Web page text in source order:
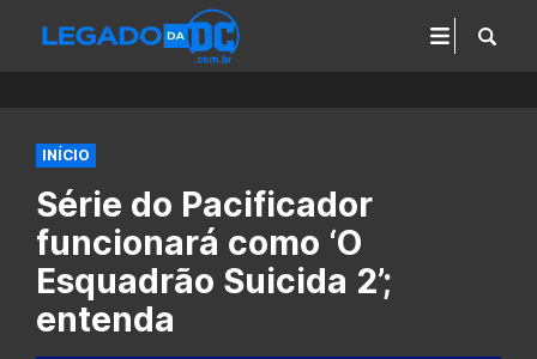
INÍCIO
Série do Pacificador
funcionará como ‘O
Esquadrão Suicida 2’;
entenda